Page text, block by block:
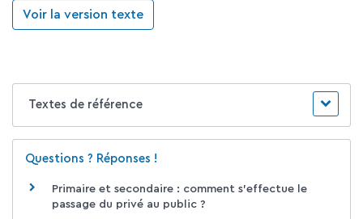
Voir la version texte
Textes de référence
Questions ? Réponses !
Primaire et secondaire : comment s'effectue le
passage du privé au public ?